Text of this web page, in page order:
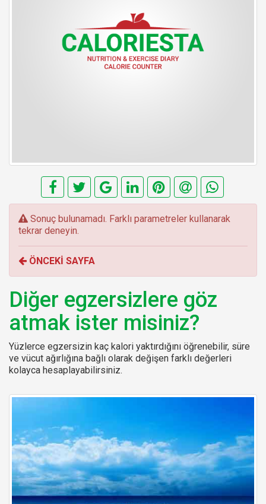
E
r
o
r
:
Sonuç bulunamadı. Farklı parametreler kullanarak
tekrar deneyin.
ÖNCEKİ SAYFA
Diğer egzersizlere göz
atmak ister misiniz?
Yüzlerce egzersizin kaç kalori yaktırdığını öğrenebilir, süre
ve vücut ağırlığına bağlı olarak değişen farklı değerleri
kolayca hesaplayabilirsiniz.